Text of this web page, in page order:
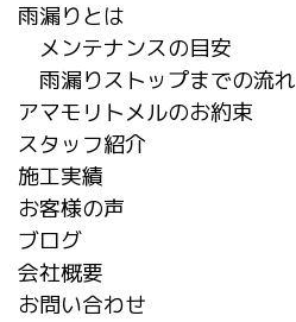
雨漏りとは
メンテナンスの目安
雨漏りストップまでの流れ
アマモリトメルのお約束
スタッフ紹介
施工実績
お客様の声
ブログ
会社概要
お問い合わせ